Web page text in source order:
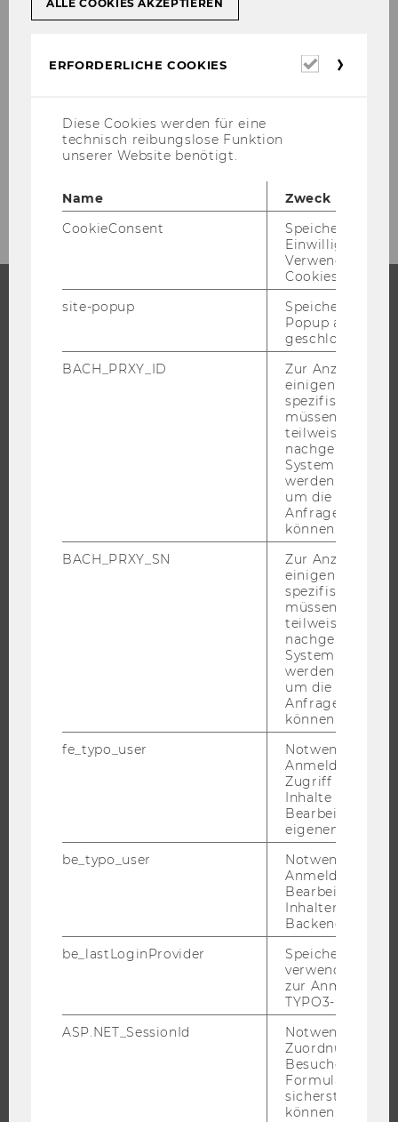
By en­te­ring them ma­nu­al­ly
date and the la­test basic fi­nish date of the ac­ti­
INTERNATIONALE UND INCOMING EXCHANGE STUDIERENDE
ANGEBOTE FÜR SCHULEN UND STUDIENINTERESSIERTE
FORSCHENDE
IMPACT DER FORSCHUNG
ORGANISATION
ALLE COOKIES AKZEPTIEREN
ERFORDERLICHE COOKIES
Diese Cookies werden für eine
technisch reibungslose Funktion
unserer Website benötigt.
Name
Zweck
CookieConsent
Speichert Ihre
Einwilligung zur
Verwendung von
Cookies.
site-popup
Speichert ob ein
Popup
geschlossen
BACH_PRXY_ID
Zur Anzeige von
einigen WU-
spezifischen
müssen
teilweise von
nachgelagerten
System
werden.
um die Antwort
Anfrage
können.
BACH_PRXY_SN
Zur Anzeige von
einigen WU-
spezifischen
müssen
teilweise von
nachgelagerten
System
werden.
um die Antwort
Anfrage
können.
fe_typo_user
Notwendig für
Anmeldung und
Zugriff auf
Inhalte oder zur
Bearbeitung des
eigenen Profils.
be_typo_user
Notwendig für
Anmeldung und
Bearbeitung von
Inhalten im
Backend.
be_lastLoginProvider
Speichert die
verwendete
zur Anmeldung
TYPO3-Backend.
ASP.NET_SessionId
Notwendig, um
Zuordnung von
Besucher zu
sicherstellen zu
können.